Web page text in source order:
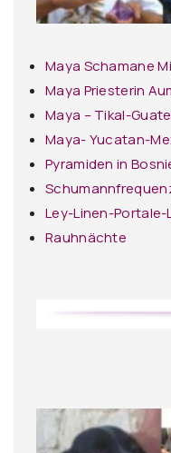
Maya Schamane
Maya Priesterin
Maya – Tikal-
Maya- Yucatan-
Pyramiden in
Ley-Linen-
Rauhnächte